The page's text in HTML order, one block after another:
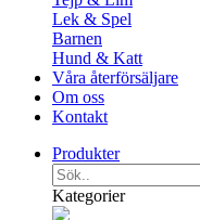
Lek & Spel
Barnen
Hund & Katt
Våra återförsäljare
Om oss
Kontakt
Produkter
Kategorier